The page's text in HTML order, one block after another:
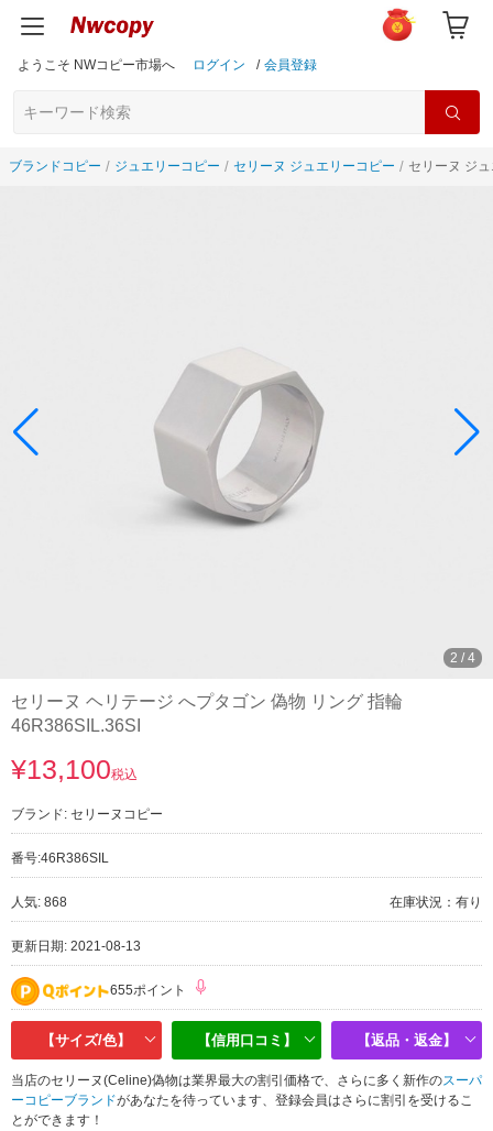
ようこそ NWコピー市場へ ログイン / 会員登録
ブランドコピー ジュエリーコピー セリーヌ ジュエリーコピー セリーヌ ジ
3 / 4
セリーヌ ヘリテージ へプタゴン 偽物 リング 指輪
46R386SIL.36SI
¥13,100税込
ブランド: セリーヌコピー
番号:46R386SIL
人気: 868 在庫状況：有り
更新日期: 2021-08-13
655ポイント
【サイズ/色】 【信用口コミ】 【返品・返金】
当店のセリーヌ(Celine)偽物は業界最大の割引価格で、さらに多く新作のスーパ
ーコピーブランドがあなたを待っています、登録会員はさらに割引を受けるこ
とができます！